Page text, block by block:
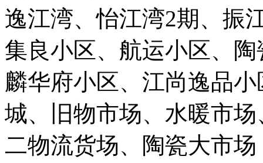
逸江湾、怡江湾2期、振
集良小区、航运小区、
麟华府小区、江尚逸品
城、旧物市场、水暖市
二物流货场、陶瓷大市